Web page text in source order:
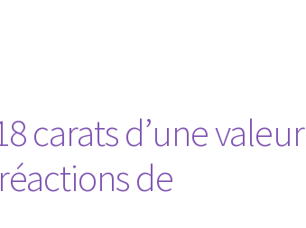
carats d’une valeur
de